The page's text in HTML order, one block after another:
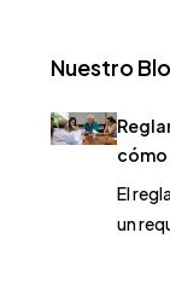
Nuestro
El
un